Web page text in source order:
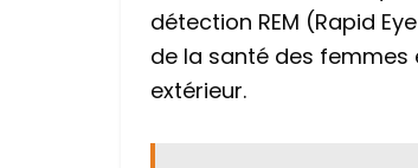
détection REM (Rapid
de la santé des femmes
extérieur.